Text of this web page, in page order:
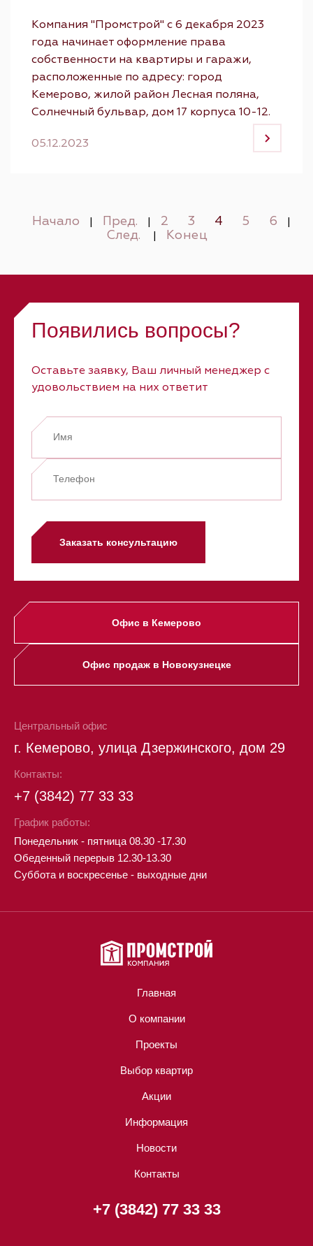
Компания "Промстрой" с 6 декабря 2023
года начинает оформление права
собственности на квартиры и гаражи,
расположенные по адресу: город
Кемерово, жилой район Лесная поляна,
Солнечный бульвар, дом 17 корпуса 10-12.
05.12.2023
Начало Пред. 2 3 4 5 6
След. Конец
Появились вопросы?
Оставьте заявку, Ваш личный менеджер с
удовольствием на них ответит
Заказать консультацию
Офис в Кемерово
Офис продаж в Новокузнецке
Центральный офис
г. Кемерово, улица Дзержинского, дом 29
Контакты:
+7 (3842) 77 33 33
График работы:
Понедельник - пятница 08.30 -17.30
Обеденный перерыв 12.30-13.30
Суббота и воскресенье - выходные дни
Главная
О компании
Проекты
Выбор квартир
Акции
Информация
Новости
Контакты
+7 (3842) 77 33 33